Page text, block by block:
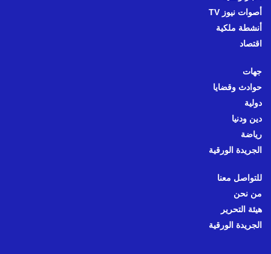
أصوات نيوز TV
أنشطة ملكية
اقتصاد
جهات
حوادث وقضايا
دولية
دين ودنيا
رياضة
الجريدة الورقية
للتواصل معنا
من نحن
هيئة التحرير
الجريدة الورقية